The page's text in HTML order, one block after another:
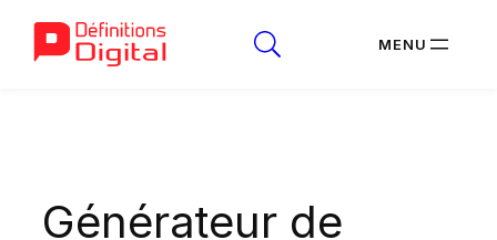
Générateur de